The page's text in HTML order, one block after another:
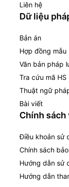
Liên hệ
Dữ liệu
Bản án
Hợp đồng mẫu
Văn bản pháp
Tra cứu mã HS
Thuật ngữ
Bài viết
Chính sách
Điều khoản sử
Chính sách
Hướng dẫn sử
Hướng dẫn